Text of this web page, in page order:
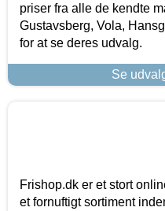
priser fra alle de kendte
Gustavsberg, Vola,
for at se deres udvalg.
Se
Frishop.dk er et stort
et fornuftigt sortiment